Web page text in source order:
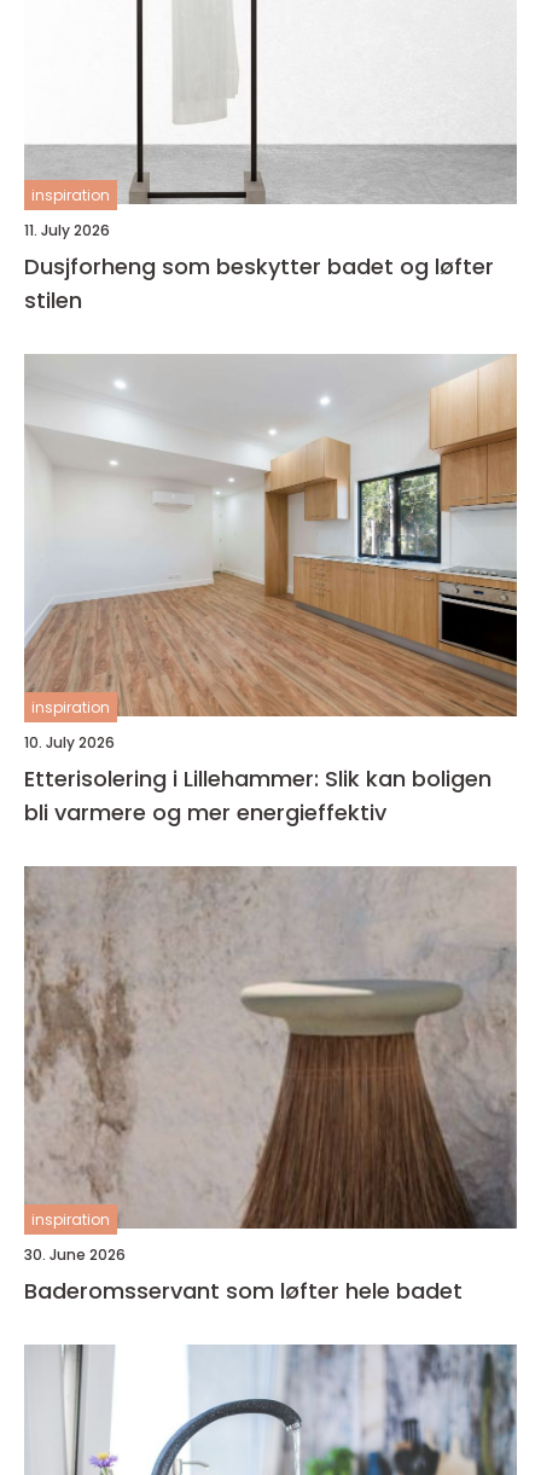
inspiration
11. July 2026
Dusjforheng som beskytter badet og løfter
stilen
inspiration
10. July 2026
Etterisolering i Lillehammer: Slik kan boligen
bli varmere og mer energieffektiv
inspiration
30. June 2026
Baderomsservant som løfter hele badet